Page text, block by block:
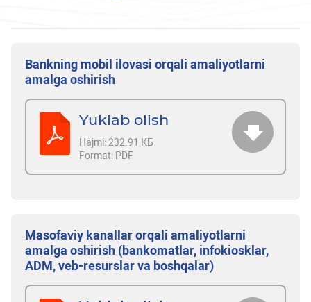
Bankning mobil ilovasi orqali amaliyotlarni
amalga oshirish
Yuklab olish
Hajmi:232.91 КБ
Format: PDF
Masofaviy kanallar orqali amaliyotlarni
amalga oshirish (bankomatlar, infokiosklar,
ADM, veb-resurslar va boshqalar)